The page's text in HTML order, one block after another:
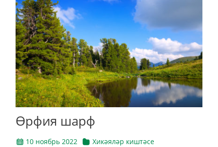
Өрфия шарф
10 ноябрь 2022
Хикәяләр киштәсе